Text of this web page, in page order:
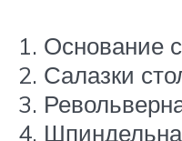
Основание
Салазки